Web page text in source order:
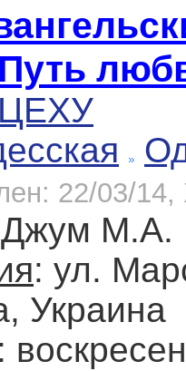
22/03/14,
М.А.
: ул.
Украина
: